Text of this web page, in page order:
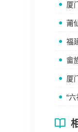
厦
莆
福
畲
厦
“